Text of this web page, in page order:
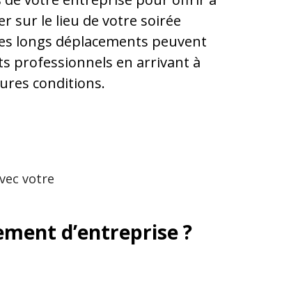
sur le lieu de votre soirée
longs déplacements peuvent
professionnels en arrivant à
conditions.
votre
d’entreprise ?